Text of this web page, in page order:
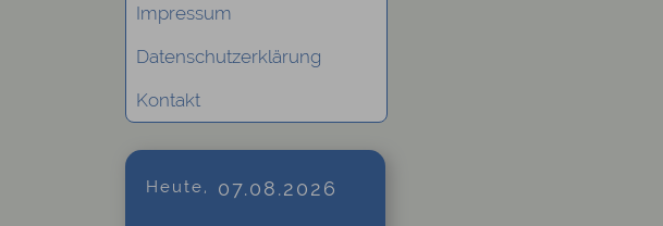
Impressum
Datenschutzerklärung
Kontakt
Heute, 07.08.2026